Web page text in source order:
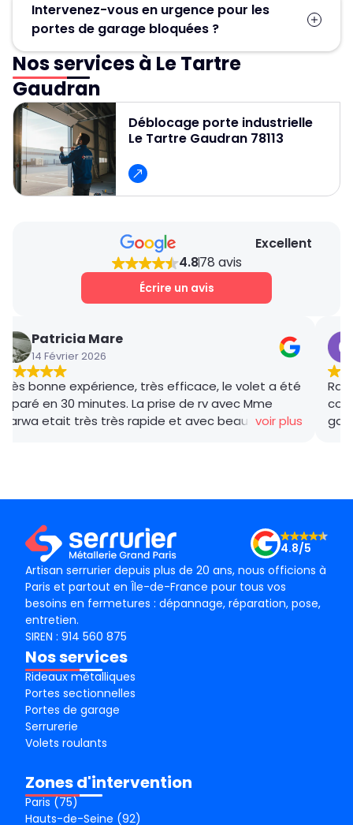
les pièces défectueuses (ressort, moteur,
câbles, rails) sont remplacées, ce qui permet
d’éviter un changement complet de la porte.
Intervenez-vous en urgence pour les
portes de garage bloquées ?
Oui, un service d’urgence est disponible
24h/24 et 7j/7 pour débloquer et réparer
rapidement les portes de garage.
Nos services à Le Tartre
Gaudran
Déblocage porte industrielle
Le Tartre Gaudran 78113
Excellent
4.878 avis
Écrire un avis
Patricia Mare
14 Février 2026
Très bonne expérience, très efficace, le volet a été
réparé en 30 minutes. La prise de rv avec Mme
Marwa etait très très rapide et avec beaucoup de
voir plus
Artisan serrurier depuis plus de 20 ans, nous officions à
Paris et partout en Île-de-France pour tous vos
besoins en fermetures : dépannage, réparation, pose,
entretien.
4.8/5
SIREN : 914 560 875
Nos services
Rideaux métalliques
Portes sectionnelles
Portes de garage
Serrurerie
Volets roulants
Zones d'intervention
Paris (75)
Hauts-de-Seine (92)